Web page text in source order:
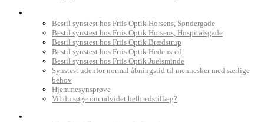
Bestil synstest hos Friis Optik Horsens, Søndergade
Bestil synstest hos Friis Optik Horsens, Hospitalsgade
Bestil synstest hos Friis Optik Brædstrup
Bestil synstest hos Friis Optik Hedensted
Bestil synstest hos Friis Optik Juelsminde
Synstest udenfor normal åbningstid til mennesker med særlige
behov
Hjemmesynsprøve
Vil du søge om udvidet helbredstillæg?